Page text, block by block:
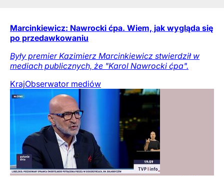
Marcinkiewicz: Nawrocki ćpa. Wiem, jak wygląda się
po przedawkowaniu
Były premier Kazimierz Marcinkiewicz stwierdził w
mediach publicznych, że "Karol Nawrocki ćpa".
KrajObserwator mediów